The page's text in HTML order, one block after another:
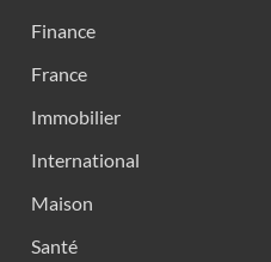
Finance
France
Immobilier
International
Maison
Santé